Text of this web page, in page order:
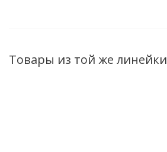
Товары из той же линейки